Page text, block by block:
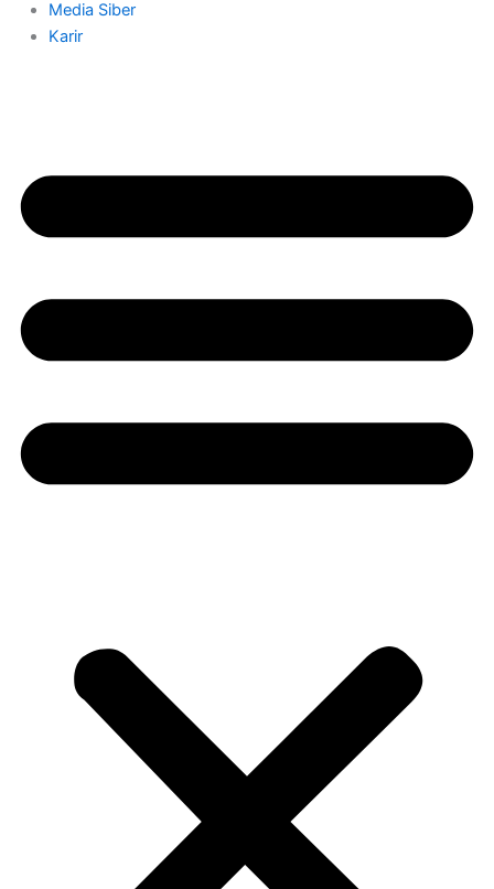
Media Siber
Karir